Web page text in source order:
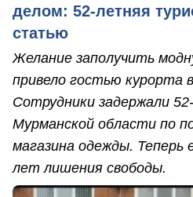
делом: 52-летняя
статью
Желание заполучить
привело гостью курорта
Сотрудники задержали
Мурманской области по
магазина одежды. Теперь
лет лишения свободы.